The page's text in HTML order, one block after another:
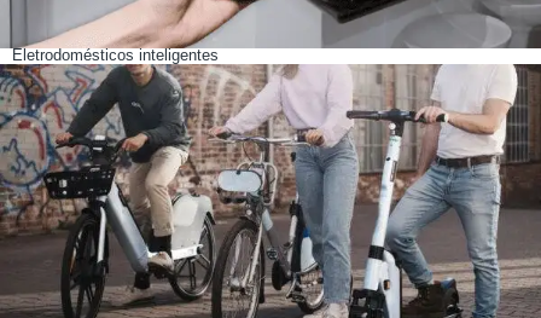
Eletrodomésticos inteligentes